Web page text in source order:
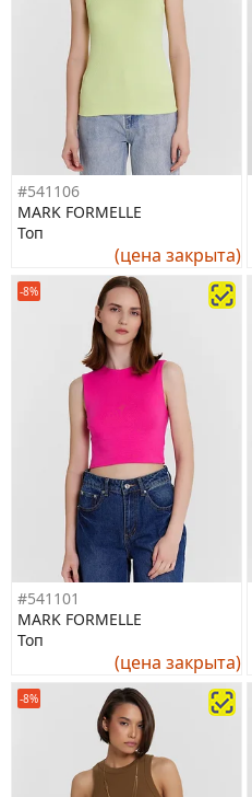
#541106
MARK FORMELLE
Топ
(цена закрыта)
-8%
#541101
MARK FORMELLE
Топ
(цена закрыта)
-8%